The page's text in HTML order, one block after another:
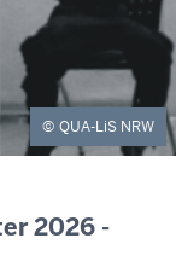
QUA-LiS NRW
2026 -